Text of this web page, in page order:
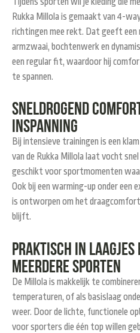
Rukka Millola is gemaakt van 4-
richtingen mee rekt. Dat geeft een
armzwaai, bochtenwerk en
een regular fit, waardoor hij
te spannen.
Sneldrogend
inspanning
Bij intensieve trainingen is een
van de Rukka Millola laat vocht
geschikt voor sportmomenten
Ook bij een warming-up onder een
is ontworpen om het
blijft.
Praktisch in laagjes
meerdere sporten
De Millola is makkelijk te
temperaturen, of als basislaag
weer. Door de lichte, functionele
voor sporters die één top willen